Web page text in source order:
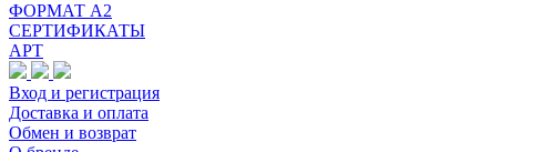
ФОРМАТ А2
СЕРТИФИКАТЫ
АРТ
Вход и регистрация
Доставка и оплата
Обмен и возврат